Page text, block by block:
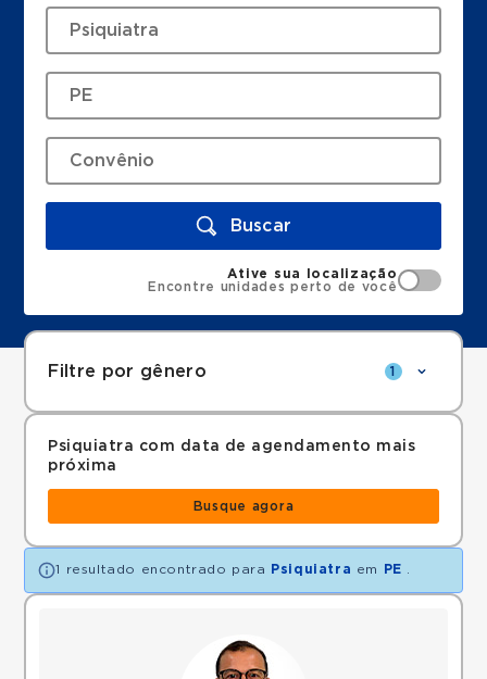
Buscar
Ative sua localização
Encontre unidades perto de você
Filtre por gênero 1
Psiquiatra com data de agendamento mais
próxima
Busque agora
1 resultado encontrado para Psiquiatra em PE